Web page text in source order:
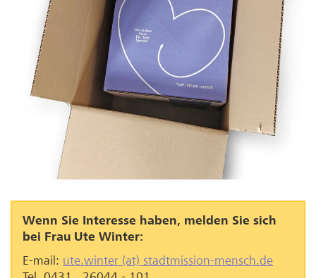
Wenn Sie Interesse haben, melden Sie sich
bei Frau Ute Winter:
E-mail: ute.winter (at) stadtmission-mensch.de